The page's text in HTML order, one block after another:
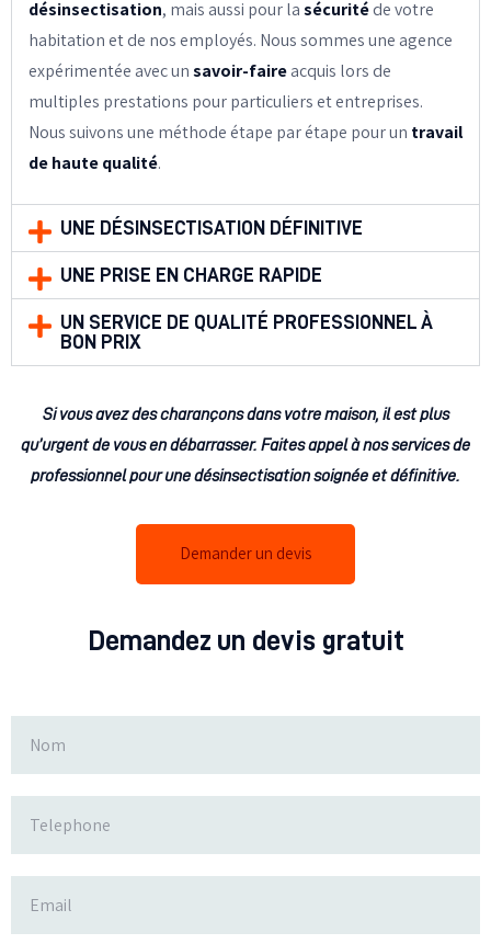
désinsectisation, mais aussi pour la sécuritéde votre
habitation et de nos employés. Nous sommes une agence
expérimentée avec un savoir-faire acquis lors de
multiples prestations pour particuliers et entreprises.
Nous suivons une méthode étape par étape pour un travail
de haute qualité.
UNE DÉSINSECTISATION DÉFINITIVE
UNE PRISE EN CHARGE RAPIDE
UN SERVICE DE QUALITÉ PROFESSIONNEL À
BON PRIX
Si vous avez des charançons dans votre maison, il est plus
qu’urgent de vous en débarrasser. Faites appel à nos services de
professionnel pour une désinsectisation soignée et définitive.
Demander un devis
Demandez un devis gratuit